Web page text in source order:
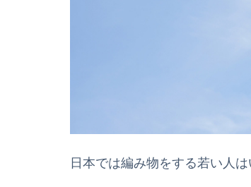
日本では編み物をする若い人